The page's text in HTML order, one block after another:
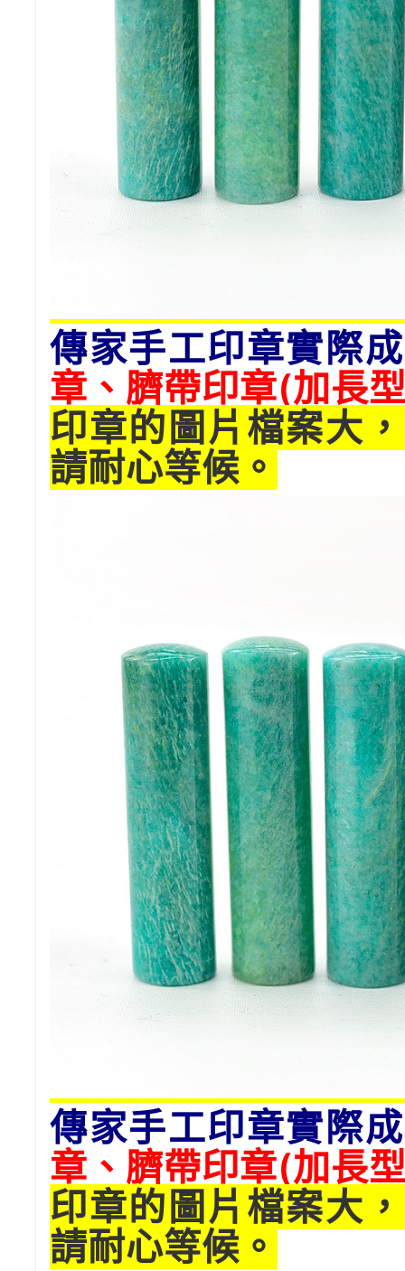
傳家手工印章實際
章、臍帶印章(加長
印章的圖片檔案大
請耐心等候。
傳家手工印章實際
章、臍帶印章(加長
印章的圖片檔案大
請耐心等候。